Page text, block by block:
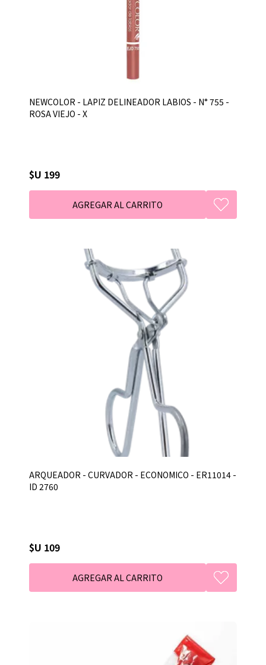
NEWCOLOR - LAPIZ DELINEADOR LABIOS - N° 755 -
ROSA VIEJO - X
$U 199
ARQUEADOR - CURVADOR - ECONOMICO - ER11014 -
ID 2760
$U 109